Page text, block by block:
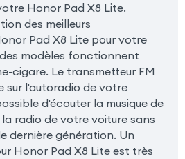
Honor Pad X8 Lite.
des meilleurs
Pad X8 Lite pour votre
modèles fonctionnent
cigare. Le transmetteur FM
sur l'autoradio de votre
d'écouter la musique de
radio de votre voiture sans
dernière génération. Un
Honor Pad X8 Lite est très